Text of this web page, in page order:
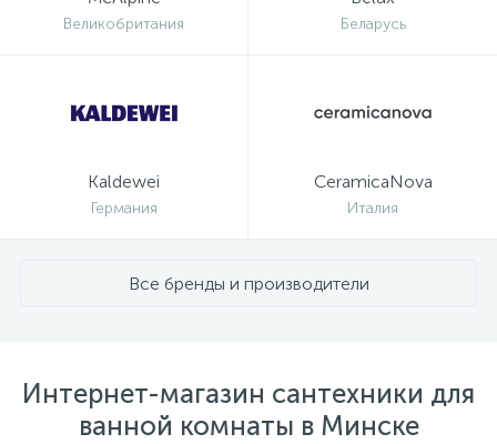
Великобритания Беларусь
Kaldewei
Германия
CeramicaNova
Италия
Все бренды и производители
Интернет-магазин сантехники для
ванной комнаты в Минске